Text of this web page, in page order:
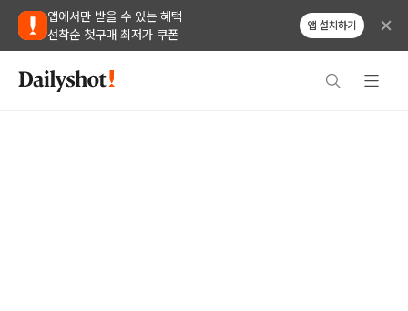
앱에서만 받을 수 있는 혜택
선착순 첫구매 최저가 쿠폰
앱 설치하기